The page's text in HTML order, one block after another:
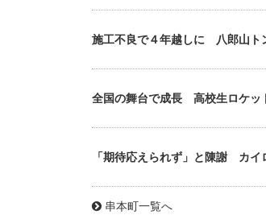
施工不良で４年越しに 八郎山ト
全国の舞台で成長 高校生ロケ
「期待応えられず」と陳謝 カ
串本町一覧へ